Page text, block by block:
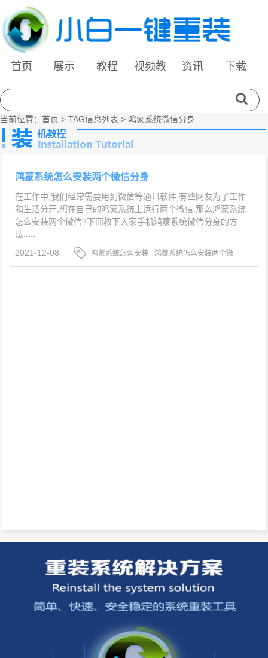
首页 展示 教程
视频教
资讯 下载
当前位置： 首页 > TAG信息列表 > 鸿蒙系统微信分身
鸿蒙系统怎么安装两个微信分身
在工作中,我们经常需要用到微信等通讯软件,有些网友为了工作
和生活分开,想在自己的鸿蒙系统上运行两个微信.那么鸿蒙系统
怎么安装两个微信?下面教下大家手机鸿蒙系统微信分身的方
法.....
2021-12-08
鸿蒙系统怎么安装
鸿蒙系统怎么安装两个微
信
鸿蒙系统微信分身